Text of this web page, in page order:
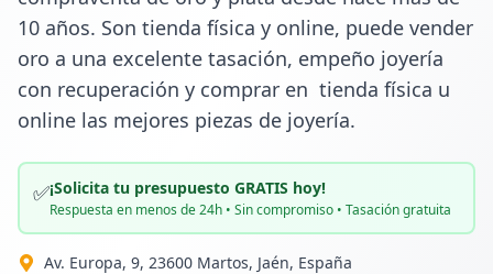
10 años. Son tienda física y online, puede vender
oro a una excelente tasación, empeño joyería
con recuperación y comprar en  tienda física u
online las mejores piezas de joyería.
✅¡Solicita tu presupuesto GRATIS hoy!
Respuesta en menos de 24h • Sin compromiso • Tasación gratuita
Av. Europa, 9, 23600 Martos, Jaén, España